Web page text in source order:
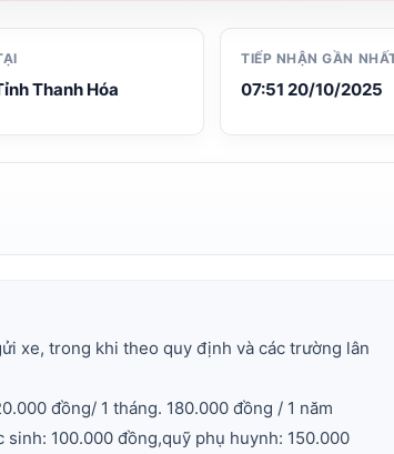
Thanh Hóa
TIẾP NHẬN GẦN
07:51 20/10/2025
xe, trong khi theo quy định và các trường lân
đồng/ 1 tháng. 180.000 đồng / 1 năm
100.000 đồng,quỹ phụ huynh: 150.000